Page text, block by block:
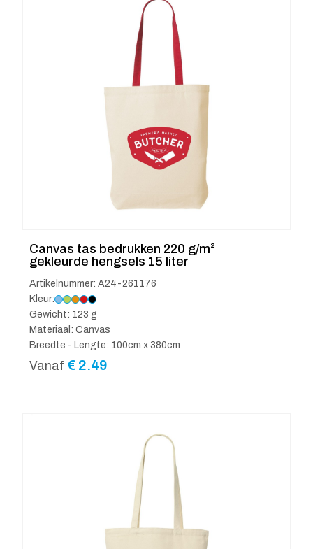
Canvas tas bedrukken 220 g/m²
gekleurde hengsels 15 liter
Artikelnummer: A24-261176
Kleur:
Gewicht: 123 g
Materiaal: Canvas
Breedte - Lengte: 100cm x 380cm
Vanaf € 2.49